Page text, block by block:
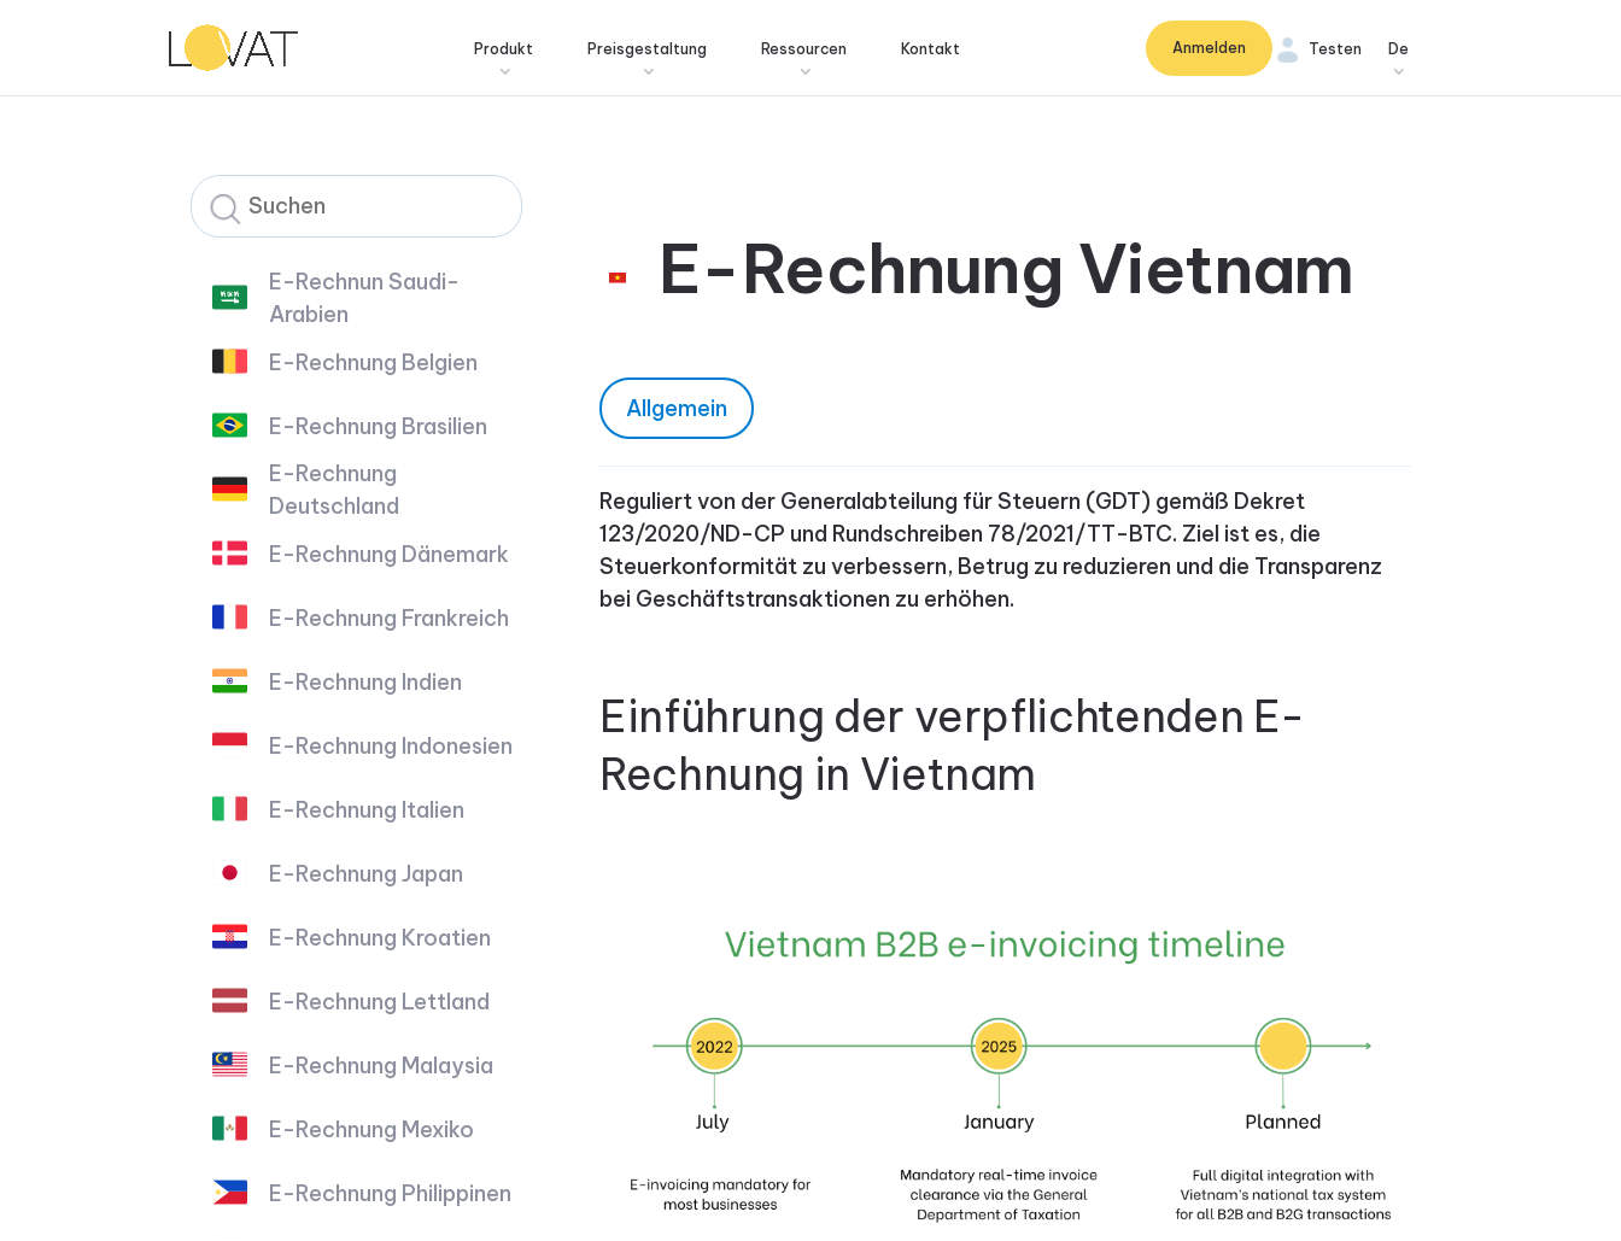
Produkt Preisgestaltung Ressourcen Kontakt De
Testen
Anmelden
E-Rechnun Saudi-
Arabien
E-Rechnung Belgien
E-Rechnung Brasilien
E-Rechnung
Deutschland
E-Rechnung Dänemark
E-Rechnung Frankreich
E-Rechnung Indien
E-Rechnung Indonesien
E-Rechnung Italien
E-Rechnung Japan
E-Rechnung Kroatien
E-Rechnung Lettland
E-Rechnung Malaysia
E-Rechnung Mexiko
E-Rechnung Philippinen
E-Rechnung Vietnam
Allgemein
Reguliert von der Generalabteilung für Steuern (GDT) gemäß Dekret
123/2020/ND-CP und Rundschreiben 78/2021/TT-BTC. Ziel ist es, die
Steuerkonformität zu verbessern, Betrug zu reduzieren und die Transparenz
bei Geschäftstransaktionen zu erhöhen.
Einführung der verpflichtenden E-
Rechnung in Vietnam